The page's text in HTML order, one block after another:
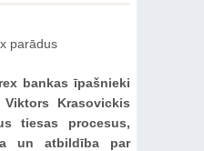
bankas īpašnieki
Krasovickis
tiesas procesus,
un atbildība par